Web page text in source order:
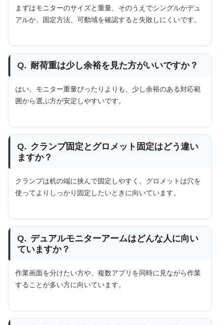
まずはモニターのサイズと重量、そのうえでシングルかデュ
アルか、固定方法、可動域を確認すると失敗しにくいです。
Q. 耐荷重は少し余裕を見た方がいいですか？
はい。モニター重量ぴったりよりも、少し余裕のある対応範
囲から選ぶ方が安定しやすいです。
Q. クランプ固定とグロメット固定はどう違い
ますか？
クランプは机の端に挟んで固定しやすく、グロメットは穴を
使ってよりしっかり固定したいときに向いています。
Q. デュアルモニターアームはどんな人に向い
ていますか？
作業画面を分けたい方や、複数アプリを同時に見ながら作業
することが多い方に向いています。